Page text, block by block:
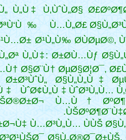
Ù„Ù‡ Ù‚ÙˆÙ„Ø§
Ù…Ù„Ø£
Ø¹Ù„Ù‰ Ø­ÙØµØ©,
Ù„Ù‡: Ø±Ø­Ù…Ùƒ
Ø§Ø¨Ù† ØµØ§Ø¦Ø¯,
Ø§Ù„Ù„Ù‡
ÙˆØ¢Ù„Ù‡ ÙˆØ³Ù„Ù…
Ù…Ù†
Ù…Ø³Ù„Ù… ÙÙŠ
Ø§Ù„Ø®Ø¯Ø±ÙŠ,